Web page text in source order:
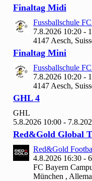
Finaltag Midi
Fussballschule
7.8.2026 10:20 -
4147 Aesch,
Finaltag Mini
Fussballschule
7.8.2026 10:20 -
4147 Aesch,
GHL 4
GHL
5.8.2026 10:00 -
Red&Gold Global
Red&Gold
4.8.2026 16:30 -
FC Bayern
München ,